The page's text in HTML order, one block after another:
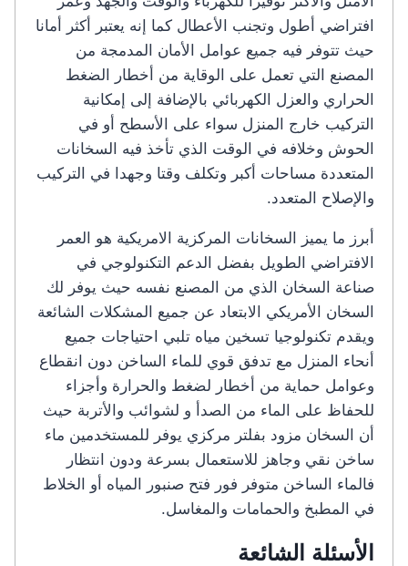
افتراضي أطول وتجنب الأعطال كما إنه يعتبر أكثر أمانا
حيث تتوفر فيه جميع عوامل الأمان المدمجة من
المصنع التي تعمل على الوقاية من أخطار الضغط
الحراري والعزل الكهربائي بالإضافة إلى إمكانية
التركيب خارج المنزل سواء على الأسطح أو في
الحوش وخلافه في الوقت الذي تأخذ فيه السخانات
المتعددة مساحات أكبر وتكلف وقتا وجهدا في التركيب
والإصلاح المتعدد.
أبرز ما يميز السخانات المركزية الامريكية هو العمر
الافتراضي الطويل بفضل الدعم التكنولوجي في
صناعة السخان الذي من المصنع نفسه حيث يوفر لك
السخان الأمريكي الابتعاد عن جميع المشكلات الشائعة
ويقدم تكنولوجيا تسخين مياه تلبي احتياجات جميع
أنحاء المنزل مع تدفق قوي للماء الساخن دون انقطاع
وعوامل حماية من أخطار لضغط والحرارة وأجزاء
للحفاظ على الماء من الصدأ و لشوائب والأتربة حيث
أن السخان مزود بفلتر مركزي يوفر للمستخدمين ماء
ساخن نقي وجاهز للاستعمال بسرعة ودون انتظار
فالماء الساخن متوفر فور فتح صنبور المياه أو الخلاط
في المطبخ والحمامات والمغاسل.
الأسئلة الشائعة